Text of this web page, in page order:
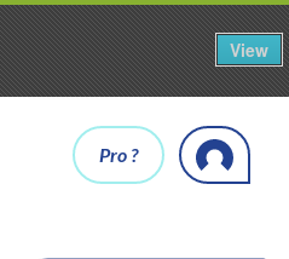
View
Pro ?